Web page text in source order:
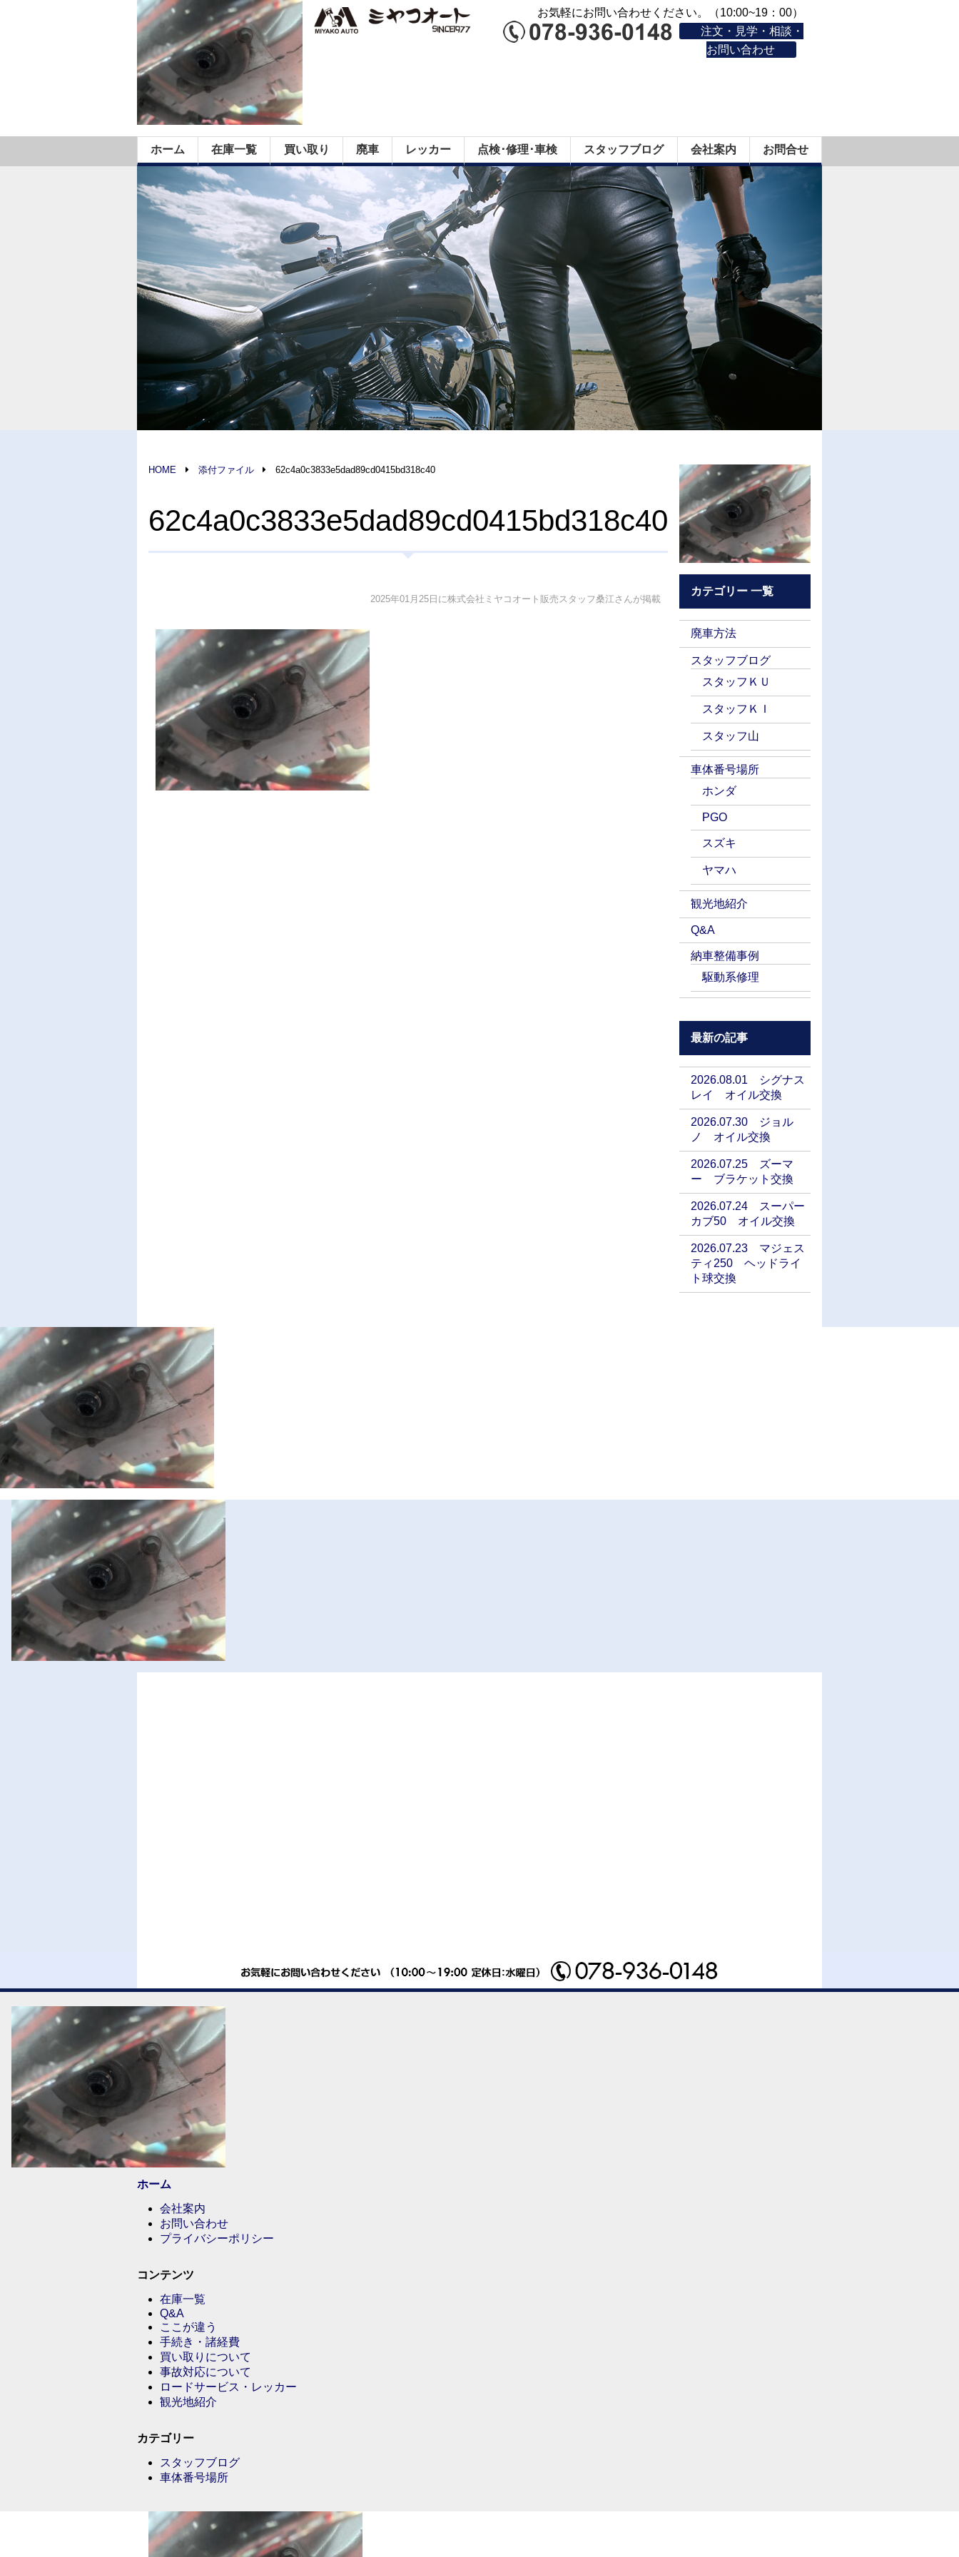
お気軽にお問い合わせください。（10:00~19：00）
注文・見学・相談・
お問い合わせ
ホーム 在庫一覧 買い取り 廃車 レッカー 点検･修理･車検 スタッフブログ 会社案内 お問合せ
HOME 添付ファイル 62c4a0c3833e5dad89cd0415bd318c40
62c4a0c3833e5dad89cd0415bd318c40
2025年01月25日に株式会社ミヤコオート販売スタッフ桑江さんが掲載
カテゴリー 一覧
廃車方法
スタッフブログ
スタッフＫＵ
スタッフＫＩ
スタッフ山
車体番号場所
ホンダ
PGO
スズキ
ヤマハ
観光地紹介
Q&A
納車整備事例
駆動系修理
最新の記事
2026.08.01 シグナス
レイ オイル交換
2026.07.30 ジョル
ノ オイル交換
2026.07.25 ズーマ
ー ブラケット交換
2026.07.24 スーパー
カブ50 オイル交換
2026.07.23 マジェス
ティ250 ヘッドライ
ト球交換
ホーム
会社案内
お問い合わせ
プライバシーポリシー
コンテンツ
在庫一覧
Q&A
ここが違う
手続き・諸経費
買い取りについて
事故対応について
ロードサービス・レッカー
観光地紹介
カテゴリー
スタッフブログ
車体番号場所